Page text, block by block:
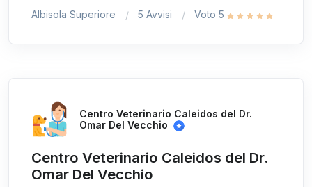
Albisola Superiore 5 Avvisi Voto 5
Centro Veterinario Caleidos del Dr.
Omar Del Vecchio
Centro Veterinario Caleidos del Dr.
Omar Del Vecchio